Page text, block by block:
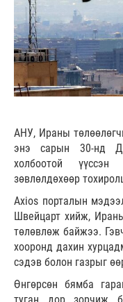
АНУ, Ираны
энэ сарын 30-нд
холбоотой үүссэн
зөвлөлдөхөөр
Axios порталын
Швейцарт хийж,
төлөвлөж байжээ.
хооронд дахин
сэдэв болон газрыг
Өнгөрсөн бямба